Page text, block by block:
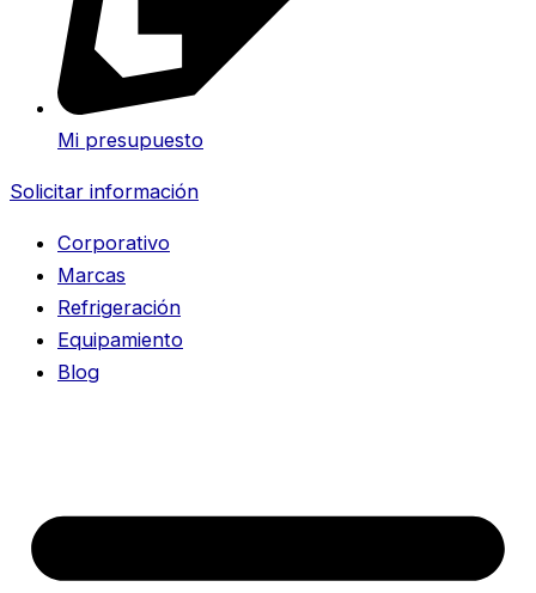
Mi presupuesto
Solicitar información
Corporativo
Marcas
Refrigeración
Equipamiento
Blog